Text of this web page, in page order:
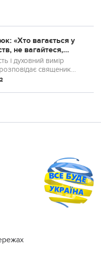
«Хто вагається у
не вагайтеся,
Богом»
і духовний вимір
священик
отець Олексій